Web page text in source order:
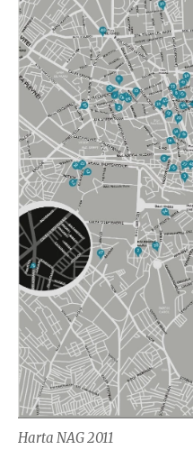
Harta NAG 2011